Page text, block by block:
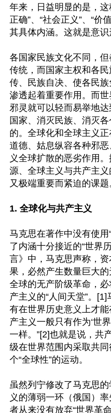
年来，日益明显的是，
正确”、“社会正义”、“价
其具体内涵。这就是意识
各国家民族文化不同，
传统，而国家主权和各
传、民族自决、使各民
渗透起着重要作用。而
邪灵就可以轻而易举地
国家、消灭民族、消灭
的。全球化和全球主义
道德、姑息纵容各种邪
义全球扩散的恶劣作用
源、全球主义与共产主
又极端重要而紧迫的课题
1. 全球化与共产主义
马克思在著作中没有使用
了内涵十分接近的“世界
言》中，马克思声称，
果，必然产生数量巨大
全球的无产阶级革命，
产主义的“人间天堂”。
有在世界历史意义上才
产主义一般只有作为‘世
一样。”[2]也就是说，共
级在世界范围内采取共
个“全球性”的运动。
虽然列宁修改了马克思
义的薄弱一环（俄国）
者从来没有放弃“世界革